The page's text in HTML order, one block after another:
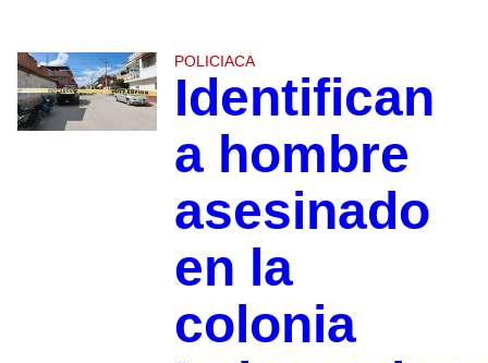
POLICIACA
Identifican
a hombre
asesinado
en la
colonia